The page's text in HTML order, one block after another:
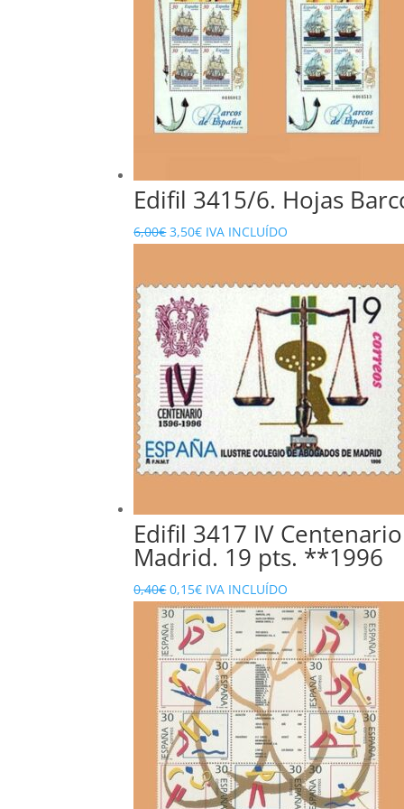
Edifil 3415/6. Hojas
6,00€El
original
era:
6,00€.
3,50€El
actual
es:
3,50€.
IVA INCLUÍDO
Edifil 3417 IV
Madrid. 19 pts. **1996
0,40€El
precio
original
era:
0,40€.
0,15€El
precio
actual
es:
0,15€.
IVA INCLUÍDO